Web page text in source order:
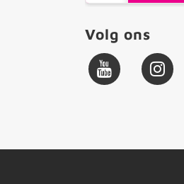
Volg ons